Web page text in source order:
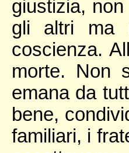
giustizia,
gli altri ma
coscienza.
morte. Non
emana da
bene,
familiari, i